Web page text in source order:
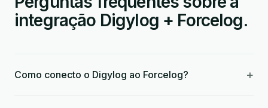
integração Digylog + Forcelog.
Como conecto o Digylog ao Forcelog? +